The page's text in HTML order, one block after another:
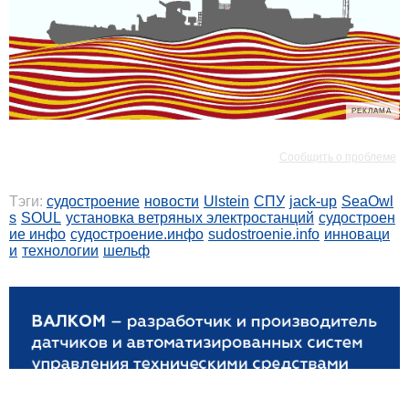
РЕКЛАМА
Сообщить о проблеме
Тэги: судостроение новости Ulstein СПУ jack-up SeaOwl
s SOUL установка ветряных электростанций судостроен
ие инфо судостроение.инфо sudostroenie.info инноваци
и технологии шельф